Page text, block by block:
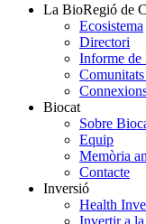
La BioRegió de
Ecosistema
Directori
Informe
Biocat
Sobre
Equip
Memòria
Contacte
Inversió
Health
Invertir a